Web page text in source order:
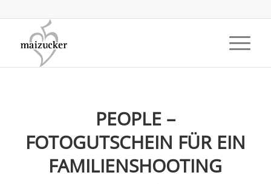
PEOPLE –
FOTOGUTSCHEIN FÜR EIN
FAMILIENSHOOTING